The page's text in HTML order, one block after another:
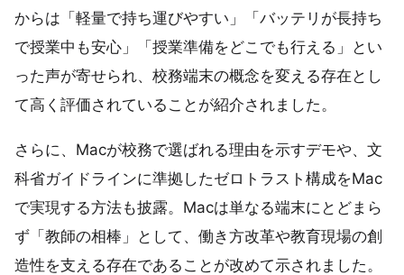
からは「軽量で持ち運びやすい」「バッテリが長持ち
で授業中も安心」「授業準備をどこでも行える」とい
った声が寄せられ、校務端末の概念を変える存在とし
て高く評価されていることが紹介されました。
さらに、Macが校務で選ばれる理由を示すデモや、文
科省ガイドラインに準拠したゼロトラスト構成をMac
で実現する方法も披露。Macは単なる端末にとどまら
ず「教師の相棒」として、働き方改革や教育現場の創
造性を支える存在であることが改めて示されました。